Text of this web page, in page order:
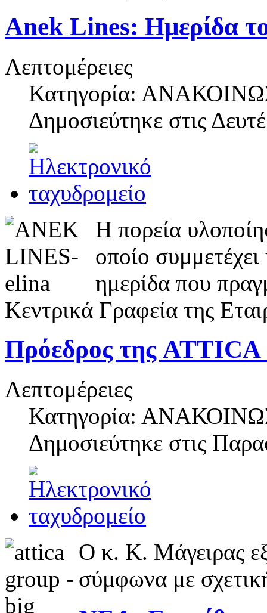
Anek Lines: Ημερίδα
Λεπτομέρειες
Κατηγορία:
Δημοσιεύτηκε στις
Η πορεία
οποίο
ημερίδα που
Κεντρικά Γραφεία της
Πρόεδρος της ATTICA
Λεπτομέρειες
Κατηγορία:
Δημοσιεύτηκε στις
Ο κ. Κ. Μάγειρας
σύμφωνα με